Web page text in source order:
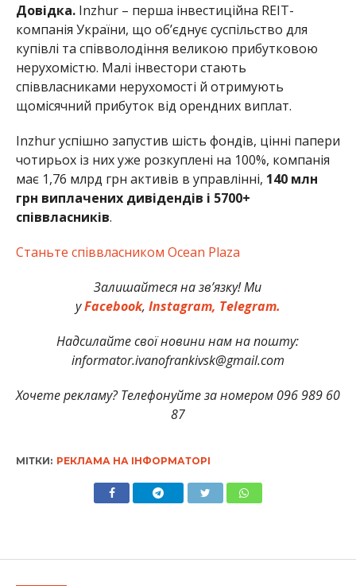
Довідка. Inzhur – перша інвестиційна REIT-
компанія України, що об’єднує суспільство для
купівлі та співволодіння великою прибутковою
нерухомістю. Малі інвестори стають
співвласниками нерухомості й отримують
щомісячний прибуток від орендних виплат.
Inzhur успішно запустив шість фондів, цінні папери
чотирьох із них уже розкуплені на 100%, компанія
має 1,76 млрд грн активів в управлінні, 140 млн
грн виплачених дивідендів і 5700+
співвласників.
Станьте співвласником Ocean Plaza
Залишайтеся на зв’язку! Ми
уFacebook, Instagram, Telegram.
Надсилайте свої новини нам на пошту:
informator.ivanofrankivsk@gmail.com
Хочете рекламу? Телефонуйте за номером 096 989 60
87
МІТКИ: РЕКЛАМА НА ІНФОРМАТОРІ